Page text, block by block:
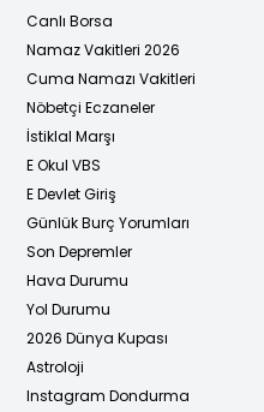
Canlı Borsa
Namaz Vakitleri 2026
Cuma Namazı Vakitleri
Nöbetçi Eczaneler
İstiklal Marşı
E Okul VBS
E Devlet Giriş
Günlük Burç Yorumları
Son Depremler
Hava Durumu
Yol Durumu
2026 Dünya Kupası
Astroloji
Instagram Dondurma